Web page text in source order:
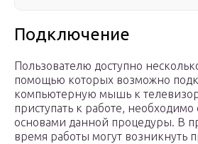
Подключение
Пользователю доступно
помощью которых возможно
компьютерную мышь к
приступать к работе, необходимо
основами данной процедуры. В
время работы могут возникнуть